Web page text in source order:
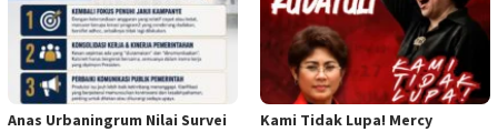
Anas Urbaningrum Nilai Survei
Kami Tidak Lupa! Mercy